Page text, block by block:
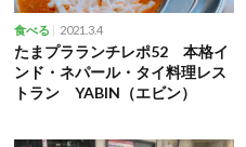
食べる 2021.3.4
たまプラランチレポ52 本格イ
ンド・ネパール・タイ料理レス
トラン YABIN（エビン）